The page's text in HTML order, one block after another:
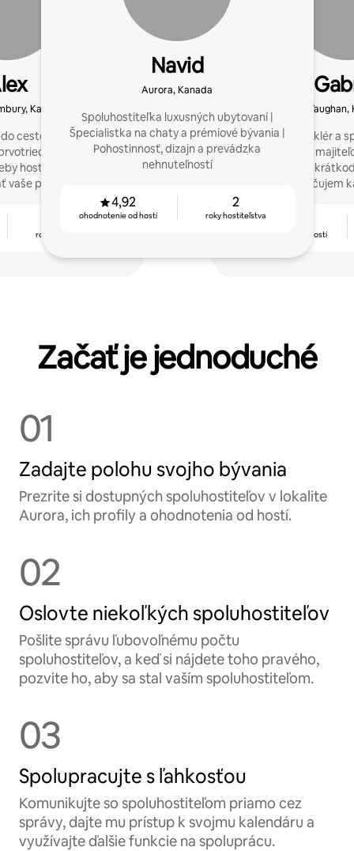
Kanada
cestovania sa stal
služby, ktoré
hostí už roky. Poďme
vaše podnikanie!
roky hostiteľstva
Navid
Aurora, Kanada
Spoluhostiteľka luxusných ubytovaní |
Špecialistka na chaty a prémiové bývania |
Pohostinnosť, dizajn a prevádzka
nehnuteľností
4,92
ohodnotenie od hostí
2
roky hostiteľstva
Som realitný maklér a
a pomáham
výkonnosť ich
zároveň im uľahčujem
ohodnotenie od hostí
Začať je jednoduché
01
Zadajte polohu svojho bývania
Prezrite si dostupných spoluhostiteľov v lokalite
Aurora, ich profily a ohodnotenia od hostí.
02
Oslovte niekoľkých spoluhostiteľov
Pošlite správu ľubovoľnému počtu
spoluhostiteľov, a keď si nájdete toho pravého,
pozvite ho, aby sa stal vaším spoluhostiteľom.
03
Spolupracujte s ľahkosťou
Komunikujte so spoluhostiteľom priamo cez
správy, dajte mu prístup k svojmu kalendáru a
využívajte ďalšie funkcie na spoluprácu.